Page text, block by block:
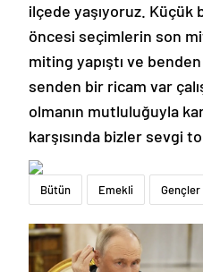
ilçede yaşıyoruz. Küçük
öncesi seçimlerin son
miting yapıştı ve
senden bir ricam var
olmanın mutluluğuyla
karşısında bizler sevgi
Bütün Emekli Gençler